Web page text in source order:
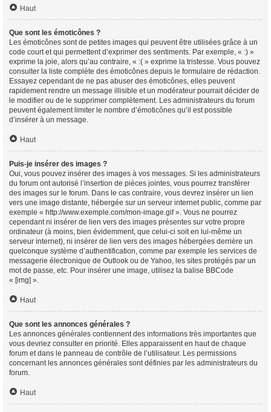
Haut
Que sont les émoticônes ?
Les émoticônes sont de petites images qui peuvent être utilisées grâce à un
code court et qui permettent d’exprimer des sentiments. Par exemple, « :) »
exprime la joie, alors qu’au contraire, « :( » exprime la tristesse. Vous pouvez
consulter la liste complète des émoticônes depuis le formulaire de rédaction.
Essayez cependant de ne pas abuser des émoticônes, elles peuvent
rapidement rendre un message illisible et un modérateur pourrait décider de
le modifier ou de le supprimer complètement. Les administrateurs du forum
peuvent également limiter le nombre d’émoticônes qu’il est possible
d’insérer à un message.
Haut
Puis-je insérer des images ?
Oui, vous pouvez insérer des images à vos messages. Si les administrateurs
du forum ont autorisé l’insertion de pièces jointes, vous pourrez transférer
des images sur le forum. Dans le cas contraire, vous devrez insérer un lien
vers une image distante, hébergée sur un serveur internet public, comme par
exemple « http://www.exemple.com/mon-image.gif ». Vous ne pourrez
cependant ni insérer de lien vers des images présentes sur votre propre
ordinateur (à moins, bien évidemment, que celui-ci soit en lui-même un
serveur internet), ni insérer de lien vers des images hébergées derrière un
quelconque système d’authentification, comme par exemple les services de
messagerie électronique de Outlook ou de Yahoo, les sites protégés par un
mot de passe, etc. Pour insérer une image, utilisez la balise BBCode
« [img] ».
Haut
Que sont les annonces générales ?
Les annonces générales contiennent des informations très importantes que
vous devriez consulter en priorité. Elles apparaissent en haut de chaque
forum et dans le panneau de contrôle de l’utilisateur. Les permissions
concernant les annonces générales sont définies par les administrateurs du
forum.
Haut